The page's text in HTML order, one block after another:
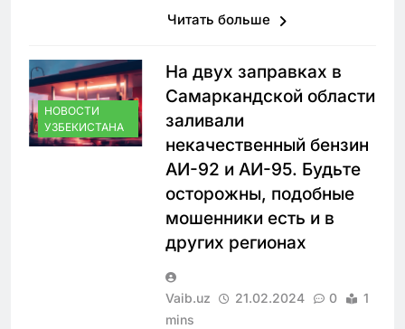
Читать больше
НОВОСТИ
УЗБЕКИСТАНА
На двух заправках в
Самаркандской области
заливали
некачественный бензин
АИ-92 и АИ-95. Будьте
осторожны, подобные
мошенники есть и в
других регионах
Vaib.uz 21.02.2024 0
1
mins